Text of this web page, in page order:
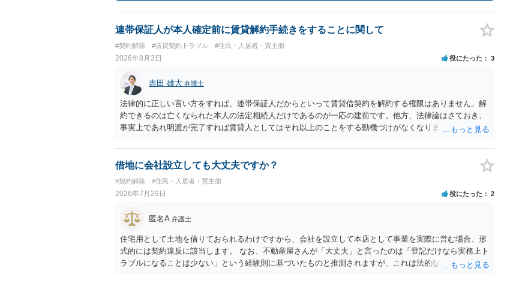
連帯保証人が本人確定前に賃貸解約手続きをすることに関して
#契約解除 #賃貸契約トラブル #住民・入居者・買主側
2026年8月3日 役にたった 3
吉田 雄大 弁護士
法律的に正しい言い方をすれば、連帯保証人だからといって賃貸借契約を解約する権限はありません。解
約できるのは亡くなられた本人の法定相続人だけであるのが一応の建前です。他方、法律論はさておき、
事実上であれ明渡が完了すれば賃貸人としてはそれ以上のことをする動機づけがなくなります。 今回進め
が良いと思います。またその方法で進めた方が、連帯保証人であるお知り合いさんにとっても、自身の経
済的負担を最小限に食い止められるため望ましいやり方だといえます。
借地に会社設立しても大丈夫ですか？
#契約解除 #住民・入居者・買主側
2026年7月29日 役にたった 2
匿名A 弁護士
住宅用として土地を借りておられるわけですから、会社を設立して本店として事業を実際に営む場合、形
式的には契約違反に該当します。 なお、不動産屋さんが「大丈夫」と言ったのは「登記だけなら実務上ト
ラブルになることは少ない」という経験則に基づいたものと推測されますが、これは法的な保証ではあり